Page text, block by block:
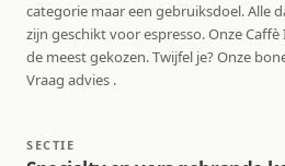
categorie maar een gebruiksdoel. Alle
zijn geschikt voor espresso. Onze
de meest gekozen. Twijfel je? Onze
Vraag advies .
SECTIE